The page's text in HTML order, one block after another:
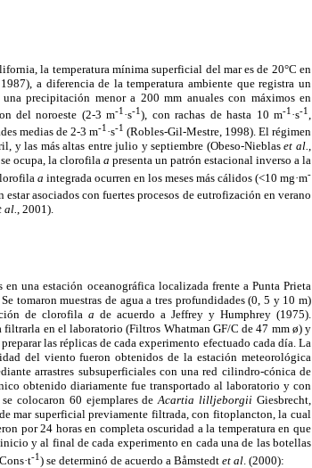
la temperatura mínima superficial del mar es de 20°C en
a diferencia de la temperatura ambiente que registra un
precipitación menor a 200 mm anuales con máximos en
del noroeste (2-3 m-1 ·s-1), con rachas de hasta 10 m-1 ·s-1
medias de 2-3 m-1 ·s-1 (Robles-Gil-Mestre, 1998). El régimen
y las más altas entre julio y septiembre (Obeso-Nieblaset al.,
ocupa, la clorofila a presenta un patrón estacional inverso a la
a integrada ocurren en los meses más cálidos (<10 mg·m-
estar asociados con fuertes procesos de eutrofización en verano
al. , 2001).
una estación oceanográfica localizada frente a Punta Prieta
tomaron muestras de agua a tres profundidades (0, 5 y 10 m)
de clorofila a de acuerdo a Jeffrey y Humphrey (1975).
filtrarla en el laboratorio (Filtros Whatman GF/C de 47 mm ø) y
las réplicas de cada experimento efectuado cada día. La
del viento fueron obtenidos de la estación meteorológica
arrastres subsuperficiales con una red cilindro-cónica de
obtenido diariamente fue transportado al laboratorio y con
colocaron 60 ejemplares deAcartia lilljeborgii Giesbrecht,
mar superficial previamente filtrada, con fitoplancton, la cual
por 24 horas en completa oscuridad a la temperatura en que
y al final de cada experimento en cada una de las botellas
-1) se determinó de acuerdo a Båmstedt et al . (2000):